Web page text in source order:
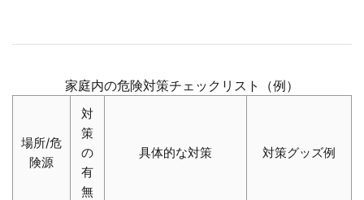
家庭内の危険対策チェックリスト（例）
場所/危
険源
対
策
の
有
無
具体的な対策 対策グッズ例